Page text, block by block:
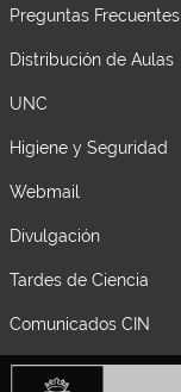
Preguntas Frecuentes
Distribución de Aulas
UNC
Higiene y Seguridad
Webmail
Divulgación
Tardes de Ciencia
Comunicados CIN